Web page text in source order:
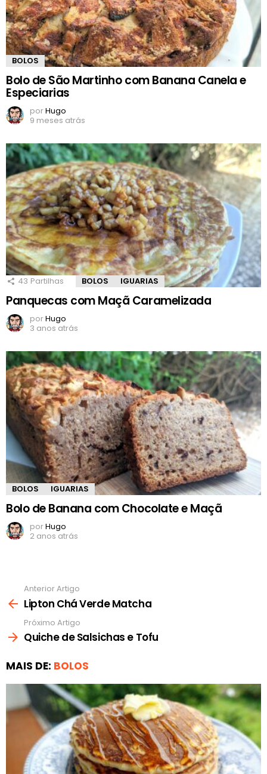
BOLOS
Bolo de São Martinho com Banana Canela e
Especiarias
porHugo
9 meses atrás
43 Partilhas BOLOS IGUARIAS
Panquecas com Maçã Caramelizada
porHugo
3 anos atrás
BOLOS IGUARIAS
Bolo de Banana com Chocolate e Maçã
porHugo
2 anos atrás
mais
Anterior Artigo
Lipton Chá Verde Matcha
Próximo Artigo
Quiche de Salsichas e Tofu
MAIS DE: BOLOS